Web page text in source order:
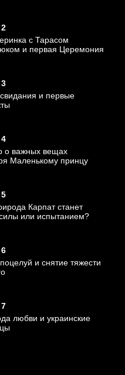
2
с Тарасом
и первая Церемония
3
и первые
4
о важных вещах
Маленькому принцу
5
Карпат станет
или испытанием?
6
и снятие тяжести
7
любви и украинские